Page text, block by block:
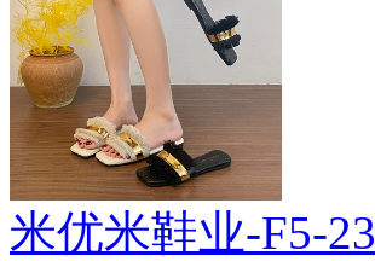
米优米鞋业-F5-23